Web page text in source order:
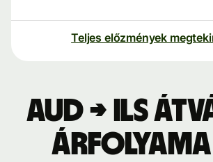
Teljes előzmények
AUD → ILS
árfolyama